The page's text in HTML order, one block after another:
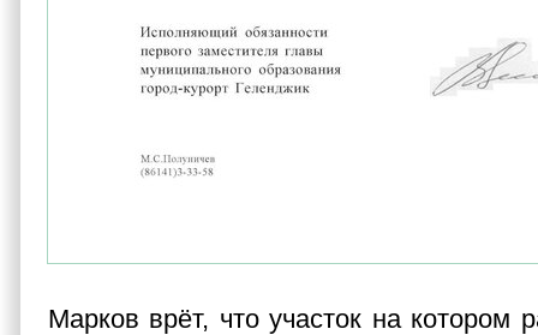
Марков врёт, что участок на котором